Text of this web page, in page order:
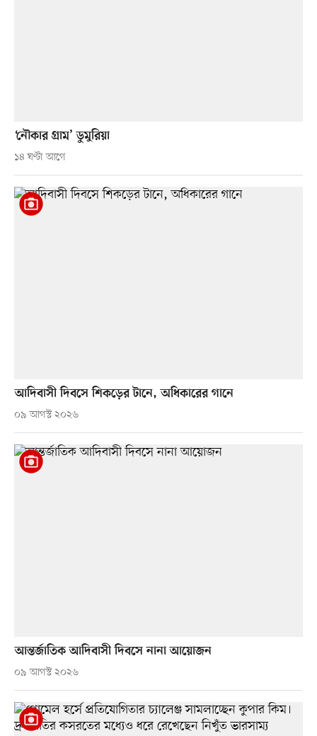
‘নৌকার গ্রাম’ ডুমুরিয়া
১৪ ঘণ্টা আগে
আদিবাসী দিবসে শিকড়ের টানে, অধিকারের গানে
০৯ আগস্ট ২০২৬
আন্তর্জাতিক আদিবাসী দিবসে নানা আয়োজন
০৯ আগস্ট ২০২৬